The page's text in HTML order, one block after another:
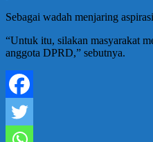
Sebagai wadah menjaring
“Untuk itu, silakan masyarakat
anggota DPRD,” sebutnya.